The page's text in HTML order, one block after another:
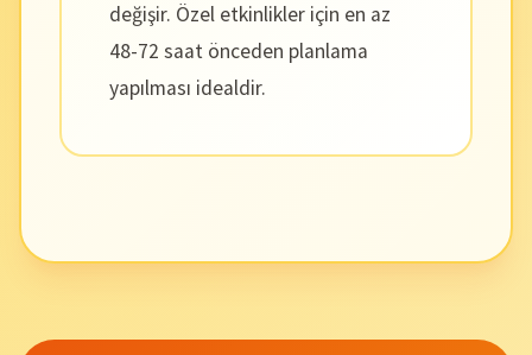
değişir. Özel etkinlikler için en az
48-72 saat önceden planlama
yapılması idealdir.